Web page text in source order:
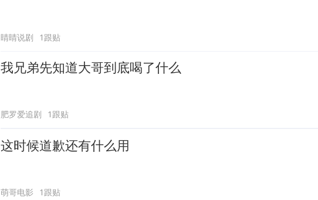
睛睛说剧 1跟贴
我兄弟先知道大哥到底喝了什么
肥罗爱追剧 1跟贴
这时候道歉还有什么用
萌哥电影 1跟贴